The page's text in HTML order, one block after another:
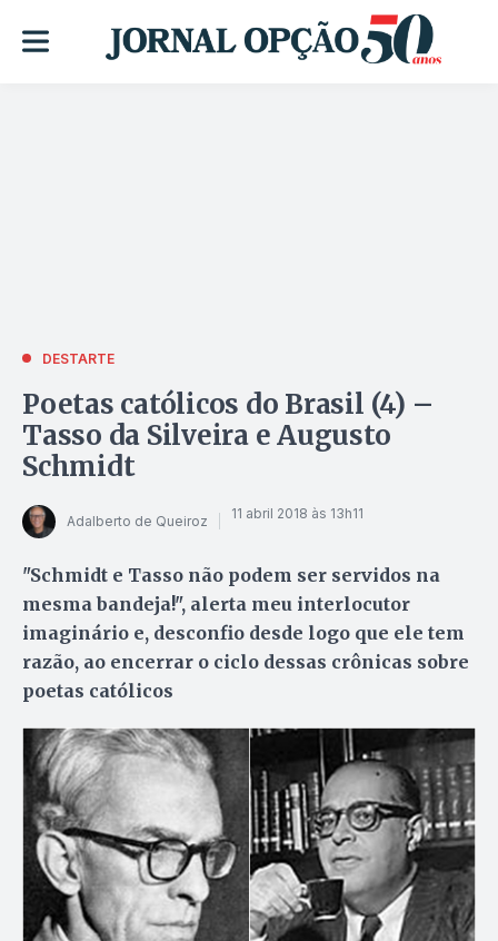
DESTARTE
Poetas católicos do Brasil (4) –
Tasso da Silveira e Augusto
Schmidt
Adalberto de Queiroz 11 abril 2018 às 13h11
"Schmidt e Tasso não podem ser servidos na
mesma bandeja!", alerta meu interlocutor
imaginário e, desconfio desde logo que ele tem
razão, ao encerrar o ciclo dessas crônicas sobre
poetas católicos